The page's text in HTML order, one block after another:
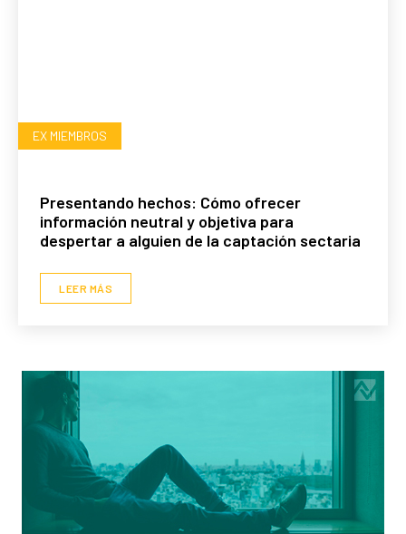
EX MIEMBROS
Presentando hechos: Cómo ofrecer
información neutral y objetiva para
despertar a alguien de la captación sectaria
LEER MÁS